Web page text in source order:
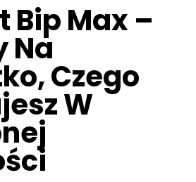
Bip Max –
Na
Czego
W